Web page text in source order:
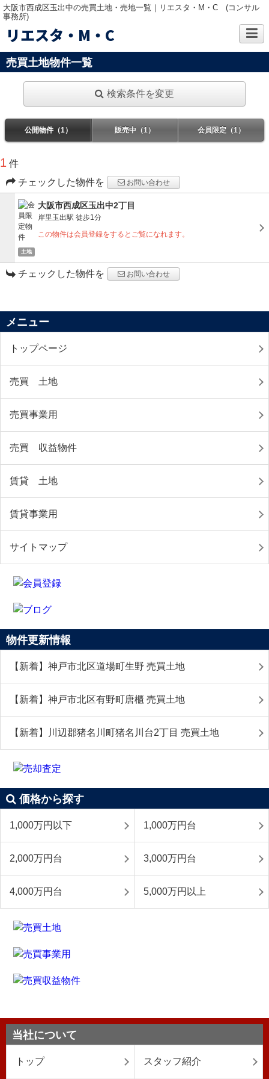
大阪市西成区玉出中の売買土地・売地一覧｜リエスタ・M・C (コンサル
事務所)
リエスタ・M・C
売買土地物件一覧
検索条件を変更
公開物件（1） 販売中（1） 会員限定（1）
1 件
チェックした物件を
お問い合わせ
土地
大阪市西成区玉出中2丁目
岸里玉出駅 徒歩1分
この物件は会員登録をするとご覧になれます。
チェックした物件を お問い合わせ
メニュー
トップページ
売買 土地
売買事業用
売買 収益物件
賃貸 土地
賃貸事業用
サイトマップ
物件更新情報
【新着】神戸市北区道場町生野 売買土地
【新着】神戸市北区有野町唐櫃 売買土地
【新着】川辺郡猪名川町猪名川台2丁目 売買土地
価格から探す
1,000万円以下 1,000万円台
2,000万円台 3,000万円台
4,000万円台 5,000万円以上
当社について
トップ スタッフ紹介